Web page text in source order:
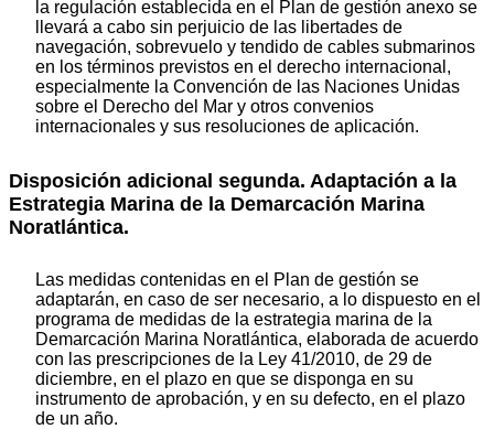
la regulación establecida en el Plan de gestión anexo se
llevará a cabo sin perjuicio de las libertades de
navegación, sobrevuelo y tendido de cables submarinos
en los términos previstos en el derecho internacional,
especialmente la Convención de las Naciones Unidas
sobre el Derecho del Mar y otros convenios
internacionales y sus resoluciones de aplicación.
Disposición adicional segunda. Adaptación a la
Estrategia Marina de la Demarcación Marina
Noratlántica.
Las medidas contenidas en el Plan de gestión se
adaptarán, en caso de ser necesario, a lo dispuesto en el
programa de medidas de la estrategia marina de la
Demarcación Marina Noratlántica, elaborada de acuerdo
con las prescripciones de la Ley 41/2010, de 29 de
diciembre, en el plazo en que se disponga en su
instrumento de aprobación, y en su defecto, en el plazo
de un año.